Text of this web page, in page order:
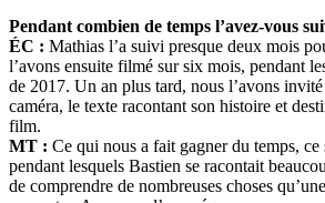
Pendant combien de temps l’avez-vous
ÉC : Mathias l’a suivi presque deux mois
l’avons ensuite filmé sur six mois, pendant
de 2017. Un an plus tard, nous l’avons
caméra, le texte racontant son histoire et
film.
MT : Ce qui nous a fait gagner du temps, ce
pendant lesquels Bastien se racontait
de comprendre de nombreuses choses